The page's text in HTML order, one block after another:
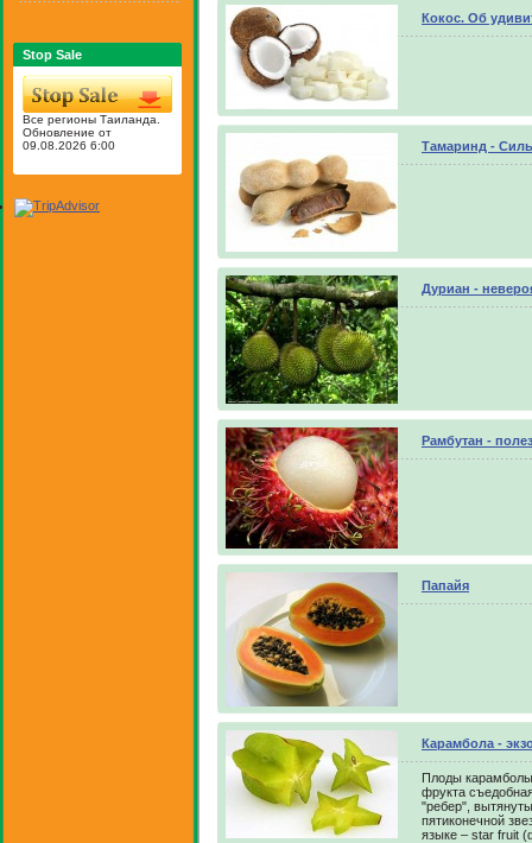
Stop Sale
Все регионы Таиланда.
Обновление от
09.08.2026 6:00
Кокос. Об
Тамаринд -
Дуриан -
Рамбутан -
Папайя
Карамбола -
Плоды
фрукта
"ребер",
пятиконечной
языке – star fruit